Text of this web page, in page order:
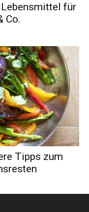
für
Co.
Tipps zum